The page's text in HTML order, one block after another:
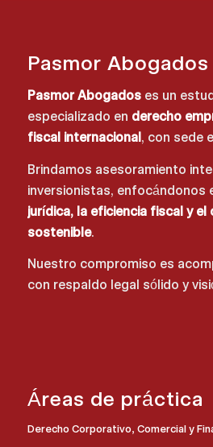
Pasmor Abogados
Pasmor Abogadoses un
especializado en derecho
fiscal internacional, con sede
Brindamos asesoramiento
inversionistas, enfocándonos
jurídica, la eficiencia fiscal y el
sostenible.
Nuestro compromiso es
con respaldo legal sólido y
Áreas de práctica
Derecho Corporativo, Comercial y